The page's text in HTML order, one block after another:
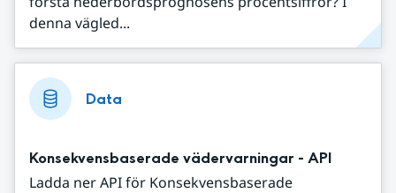
denna vägled...
Data
Konsekvensbaserade vädervarningar - API
Ladda ner API för Konsekvensbaserade